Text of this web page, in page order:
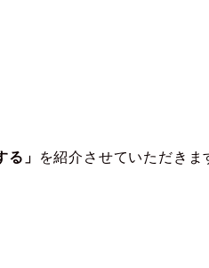
」 を紹介させていただきま